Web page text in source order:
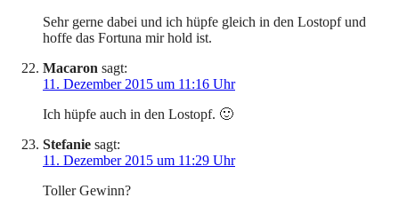
Sehr gerne dabei und ich hüpfe gleich in den Lostopf und
hoffe das Fortuna mir hold ist.
Macaron sagt:
11. Dezember 2015 um 11:16 Uhr
Ich hüpfe auch in den Lostopf. 🙂
Stefanie sagt:
11. Dezember 2015 um 11:29 Uhr
Toller Gewinn?